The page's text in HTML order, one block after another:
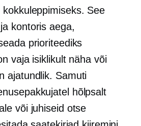
See
kontoris aega,
prioriteediks
vaja isiklikult näha või
ajatundlik. Samuti
hõlpsalt
või juhiseid otse